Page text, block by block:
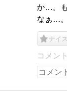
か…。
なぁ…。
ナイス
コメン